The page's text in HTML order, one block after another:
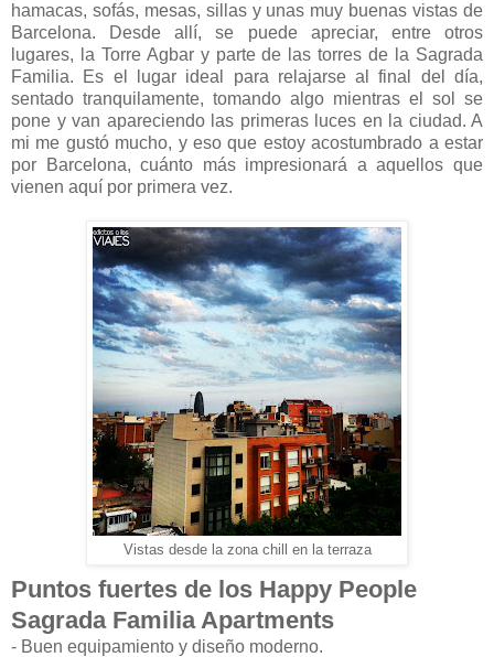
hamacas, sofás, mesas, sillas y unas muy buenas vistas de
Barcelona. Desde allí, se puede apreciar, entre otros
lugares, la Torre Agbar y parte de las torres de la Sagrada
Familia. Es el lugar ideal para relajarse al final del día,
sentado tranquilamente, tomando algo mientras el sol se
pone y van apareciendo las primeras luces en la ciudad. A
mi me gustó mucho, y eso que estoy acostumbrado a estar
por Barcelona, cuánto más impresionará a aquellos que
vienen aquí por primera vez.
Vistas desde la zona chill en la terraza
Puntos fuertes de los Happy People
Sagrada Familia Apartments
- Buen equipamiento y diseño moderno.